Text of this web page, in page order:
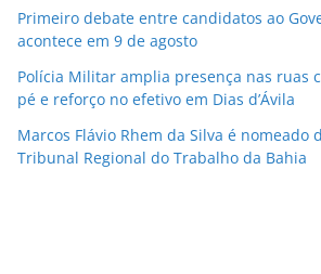
Primeiro debate entre candidatos ao
acontece em 9 de agosto
Polícia Militar amplia presença nas ruas
pé e reforço no efetivo em Dias d’Ávila
Marcos Flávio Rhem da Silva é nomeado
Tribunal Regional do Trabalho da Bahia